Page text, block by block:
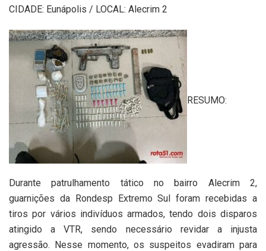
CIDADE: Eunápolis / LOCAL: Alecrim 2
RESUMO:
Durante patrulhamento tático no bairro Alecrim 2,
guarnições da Rondesp Extremo Sul foram recebidas a
tiros por vários indivíduos armados, tendo dois disparos
atingido a VTR, sendo necessário revidar a injusta
agressão. Nesse momento, os suspeitos evadiram para